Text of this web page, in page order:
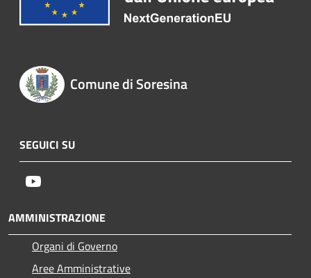
Comune di Soresina
SEGUICI SU
AMMINISTRAZIONE
Organi di Governo
Aree Amministrative